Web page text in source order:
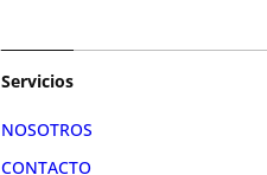
Servicios
NOSOTROS
CONTACTO